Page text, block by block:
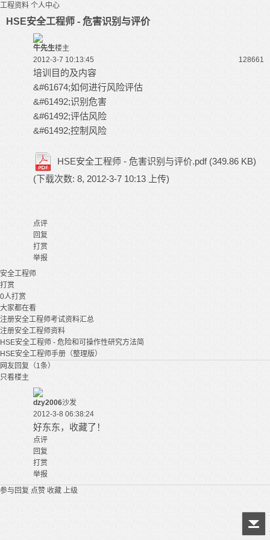
工程资料 个人中心
HSE安全工程师 - 危害识别与评价
牛先生楼主
2012-3-7 10:13:45
128661
培训目的及内容
&#61674;如何进行风险评估
&#61492;识别危害
&#61492;评估风险
&#61492;控制风险
HSE安全工程师 - 危害识别与评价.pdf (349.86 KB)
(下载次数: 8, 2012-3-7 10:13 上传)
点评
回复
打赏
举报
安全工程师
打赏
0人打赏
大家都在看
注册安全工程师考试资料汇总
注册安全工程师资料
HSE安全工程师 - 危险和可操作性研究方法简
HSE安全工程师手册（整理版）
网友回复（1条）
只看楼主
dzy2006沙发
2012-3-8 06:38:24
好东东，收藏了！
点评
回复
打赏
举报
参与回复 点赞 收藏 上级